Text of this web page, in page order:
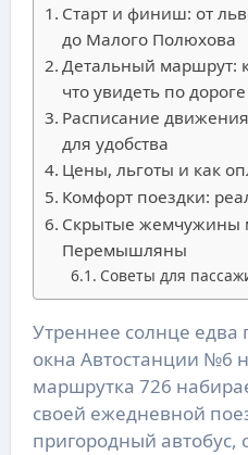
Старт и финиш: от
до Малого Полюхова
Детальный маршрут:
что увидеть по дороге
Расписание
для удобства
Цены, льготы и как
Комфорт поездки:
Скрытые жемчужины
Перемышляны
Советы для
Утреннее солнце едва пробивается сквозь
окна Автостанции №6
маршрутка 726
своей ежедневной
пригородный автобус,